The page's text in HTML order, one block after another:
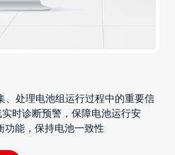
、处理电池组运行过程中的重要信
时诊断预警，保障电池运行安
功能，保持电池一致性